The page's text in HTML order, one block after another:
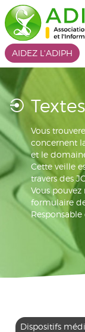
AIDEZ L'ADIPH
Vous
concernent
et le
Cette veille
travers des
Vous
formulaire
Dispositifs